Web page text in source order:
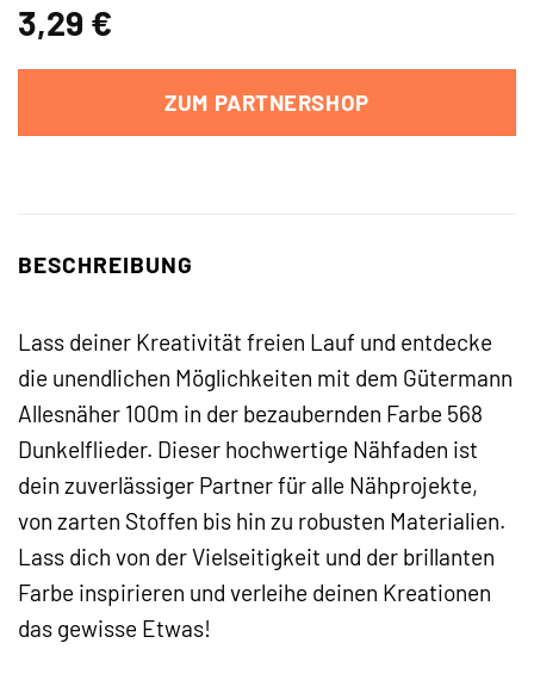
3,29 €
ZUM PARTNERSHOP
BESCHREIBUNG
Lass deiner Kreativität freien Lauf und entdecke
die unendlichen Möglichkeiten mit dem Gütermann
Allesnäher 100m in der bezaubernden Farbe 568
Dunkelflieder. Dieser hochwertige Nähfaden ist
dein zuverlässiger Partner für alle Nähprojekte,
von zarten Stoffen bis hin zu robusten Materialien.
Lass dich von der Vielseitigkeit und der brillanten
Farbe inspirieren und verleihe deinen Kreationen
das gewisse Etwas!